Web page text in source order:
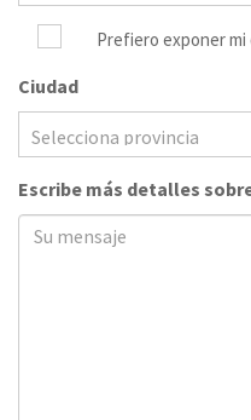
Prefiero exponer
Ciudad
Escribe más detalles